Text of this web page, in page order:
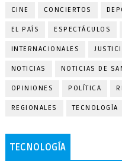
CINE CONCIERTOS
EL PAÍS ESPECTÁCULOS
INTERNACIONALES
NOTICIAS NOTICIAS DE
OPINIONES POLÍTICA
REGIONALES TECNOLOGÍA
TECNOLOGÍA